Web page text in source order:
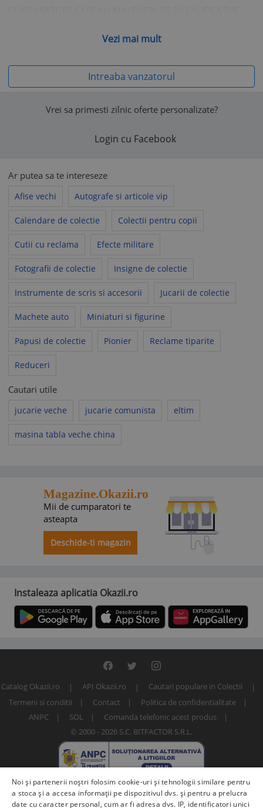
ACHIZITIONA ORICE PRODUS, NUMAI CU PLATA IN AVANS,
VA MULTUMESC PENTRU INTELEGERE.
Vă rugăm să aveți în vedere că politicile comerciale ale
utilizare al www.okazii.ro, nici legislației aplicabile.
În toate situațiile în care politicile comerciale ale vânzătorului
nescrise, fiind aplicabile prevederile legale corespunzătoare
sau prevederile Acordului de utilizare
Vezi mai mult
Intreaba vanzatorul
Vrei sa primesti zilnic oferte personalizate?
Login cu Facebook
Ar putea sa te intereseze
Afise vechi Autografe si articole vip
Calendare de colectie Colectii pentru copii
Cutii cu reclama Efecte militare
Fotografii de colectie Insigne de colectie
Instrumente de scris si accesorii Jucarii de colectie
Machete auto Miniaturi si figurine
Papusi de colectie Pionier Reclame tiparite
Reduceri
Cautari utile
jucarie veche jucarie comunista eltim
masina tabla veche china
Magazine.Okazii.ro
Mii de cumparatori te
asteapta
Deschide-ti magazin
Instaleaza aplicatia Okazii.ro
Catalog Okazii.ro API Okazii.ro
Cautari populare in Colectii
Termeni si conditii
Contact
Politica de confidentialitate
ANPC
SOL
Comanda telefonic acest produs
© 2000 - 2026 S.C. BITFACTOR S.R.L.
Noi și partenerii noștri folosim cookie-uri și tehnologii similare pentru
a stoca și a accesa informații pe dispozitivul dvs. și pentru a prelucra
date cu caracter personal, cum ar fi adresa dvs. IP, identificatori unici